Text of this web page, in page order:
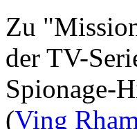
Zu
der TV-
Spionage-
(Ving